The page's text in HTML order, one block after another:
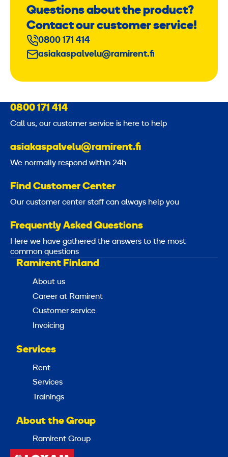
Questions about the product?
Contact our customer service!
0800 171 414
asiakaspalvelu@ramirent.fi
0800 171 414
Call us, our customer service is here to help
asiakaspalvelu@ramirent.fi
We normally respond within 24h
Find Customer Center
Our customer center staff can always help you
Frequently Asked Questions
Here we have gathered the answers to the most
common questions
Ramirent Finland
About us
Career at Ramirent
Customer service
Invoicing
Services
Rent
Services
Trainings
About the Group
Ramirent Group